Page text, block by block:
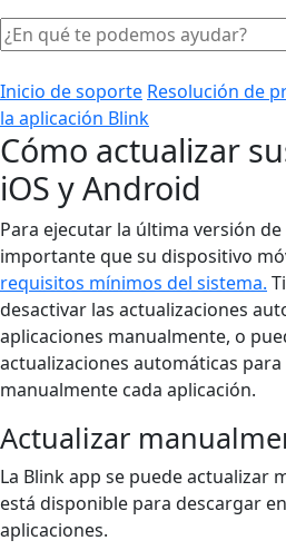
Inicio de soporte Resolución de
la aplicación Blink
Cómo actualizar
iOS y Android
Para ejecutar la última versión de
importante que su dispositivo
requisitos mínimos del sistema.
desactivar las actualizaciones
aplicaciones manualmente, o
actualizaciones automáticas
manualmente cada aplicación.
Actualizar
La Blink app se puede actualizar
está disponible para descargar
aplicaciones.